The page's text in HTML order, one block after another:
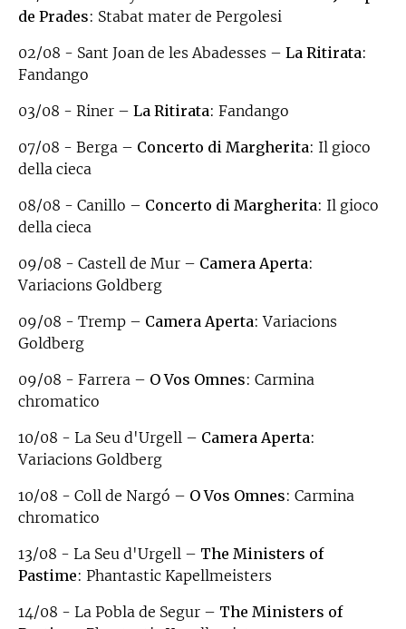
de Prades: Stabat mater de Pergolesi
02/08 - Sant Joan de les Abadesses – La Ritirata:
Fandango
03/08 - Riner – La Ritirata: Fandango
07/08 - Berga – Concerto di Margherita: Il gioco
della cieca
08/08 - Canillo – Concerto di Margherita: Il gioco
della cieca
09/08 - Castell de Mur – Camera Aperta:
Variacions Goldberg
09/08 - Tremp – Camera Aperta: Variacions
Goldberg
09/08 - Farrera – O Vos Omnes: Carmina
chromatico
10/08 - La Seu d'Urgell – Camera Aperta:
Variacions Goldberg
10/08 - Coll de Nargó – O Vos Omnes: Carmina
chromatico
13/08 - La Seu d'Urgell – The Ministers of
Pastime: Phantastic Kapellmeisters
14/08 - La Pobla de Segur – The Ministers of